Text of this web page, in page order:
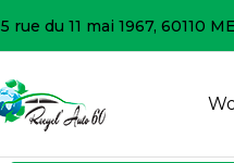
5 rue du 11 mai 1967, 60110